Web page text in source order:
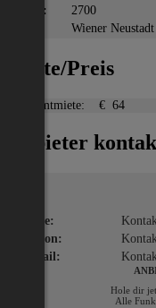
PLZ:
2700
Wiener Neustadt
Miete/Preis
Gesamtmiete: € 64
Anbieter
Name:
Telefon:
E-Mail:
Hole dir
Alle